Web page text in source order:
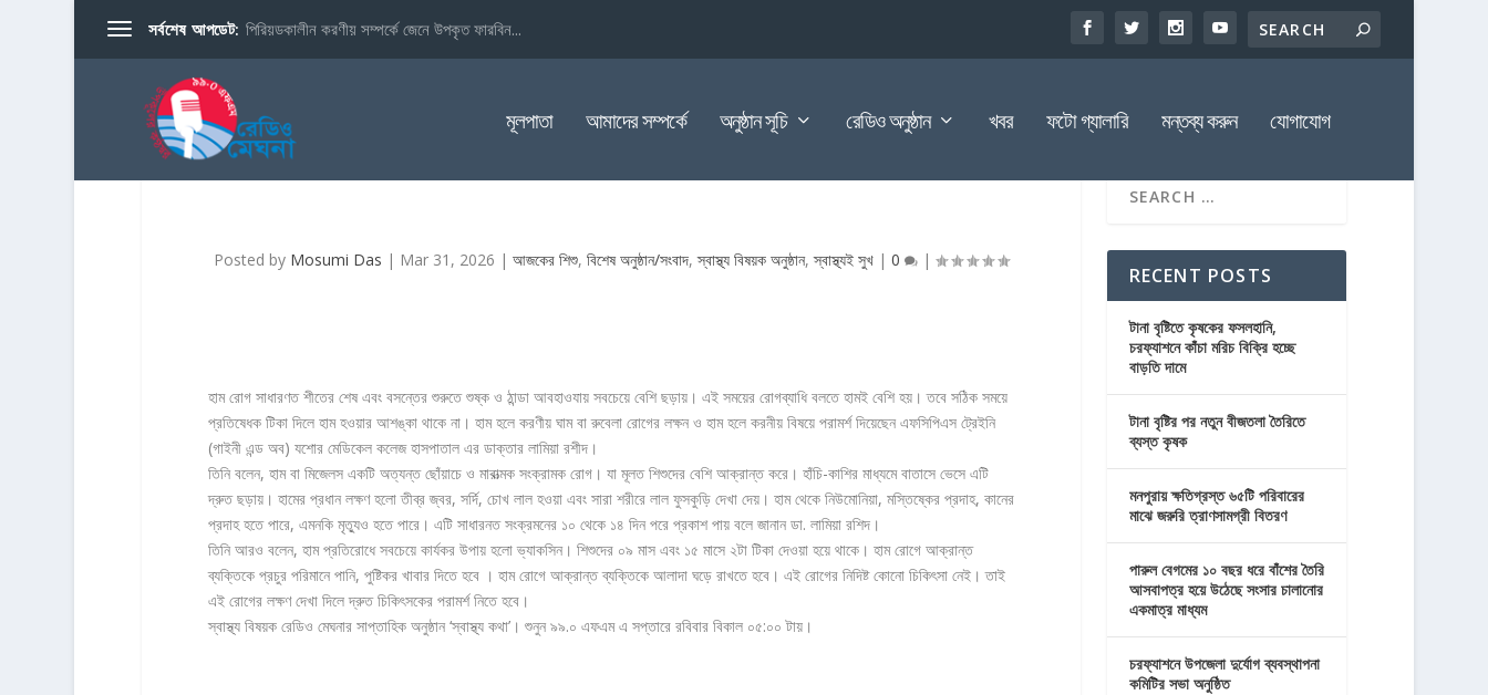
সর্বশেষ আপডেট: পিরিয়ডকালীন করণীয় সম্পর্কে জেনে উপকৃত ফারবিন...
মূলপাতা আমাদের সম্পর্কে অনুষ্ঠান সূচি রেডিও অনুষ্ঠান খবর ফটো গ্যালারি মন্তব্য করুন যোগাযোগ
Posted by Mosumi Das | Mar 31, 2026 | আজকের শিশু, বিশেষ অনুষ্ঠান/সংবাদ,স্বাস্থ্য বিষয়ক অনুষ্ঠান,স্বাস্থ্যই সুখ| 0 |
হাম রোগ সাধারণত শীতের শেষ এবং বসন্তের শুরুতে শুষ্ক ও ঠান্ডা আবহাওযায় সবচেয়ে বেশি ছড়ায়। এই সময়ের রোগব্যাধি বলতে হামই বেশি হয়। তবে সঠিক সময়ে
প্রতিষেধক টিকা দিলে হাম হওয়ার আশঙ্কা থাকে না। হাম হলে করণীয় ঘাম বা রুবেলা রোগের লক্ষন ও হাম হলে করনীয় বিষয়ে পরামর্শ দিয়েছেন এফসিপিএস ট্রেইনি
(গাইনী এন্ড অব) যশোর মেডিকেল কলেজ হাসপাতাল এর ডাক্তার লামিয়া রশীদ।
তিনি বলেন, হাম বা মিজেলস একটি অত্যন্ত ছোঁয়াচে ও মারাত্মক সংক্রামক রোগ। যা মূলত শিশুদের বেশি আক্রান্ত করে। হাঁচি-কাশির মাধ্যমে বাতাসে ভেসে এটি
দ্রুত ছড়ায়। হামের প্রধান লক্ষণ হলো তীব্র জ্বর, সর্দি, চোখ লাল হওয়া এবং সারা শরীরে লাল ফুসকুড়ি দেখা দেয়। হাম থেকে নিউমোনিয়া, মস্তিষ্কের প্রদাহ, কানের
প্রদাহ হতে পারে, এমনকি মৃত্যুও হতে পারে। এটি সাধারনত সংক্রমনের ১০ থেকে ১৪ দিন পরে প্রকাশ পায় বলে জানান ডা. লামিয়া রশিদ।
তিনি আরও বলেন, হাম প্রতিরোধে সবচেয়ে কার্যকর উপায় হলো ভ্যাকসিন। শিশুদের ০৯ মাস এবং ১৫ মাসে ২টা টিকা দেওয়া হয়ে থাকে। হাম রোগে আক্রান্ত
ব্যক্তিকে প্রচুর পরিমানে পানি, পুষ্টিকর খাবার দিতে হবে । হাম রোগে আক্রান্ত ব্যক্তিকে আলাদা ঘড়ে রাখতে হবে। এই রোগের নিদিষ্ট কোনো চিকিৎসা নেই। তাই
এই রোগের লক্ষণ দেখা দিলে দ্রুত চিকিৎসকের পরামর্শ নিতে হবে।
স্বাস্থ্য বিষয়ক রেডিও মেঘনার সাপ্তাহিক অনুষ্ঠান ‘স্বাস্থ্য কথা’। শুনুন ৯৯.০ এফএম এ সপ্তারে রবিবার বিকাল ০৫:০০ টায়।
RECENT POSTS
টানা বৃষ্টিতে কৃষকের ফসলহানি,
চরফ্যাশনে কাঁচা মরিচ বিক্রি হচ্ছে
বাড়তি দামে
টানা বৃষ্টির পর নতুন বীজতলা তৈরিতে
ব্যস্ত কৃষক
মনপুরায় ক্ষতিগ্রস্ত ৬৫টি পরিবারের
মাঝে জরুরি ত্রাণসামগ্রী বিতরণ
পারুল বেগমের ১০ বছর ধরে বাঁশের তৈরি
আসবাপত্র হয়ে উঠেছে সংসার চালানোর
একমাত্র মাধ্যম
চরফ্যাশনে উপজেলা দুর্যোগ ব্যবস্থাপনা
কমিটির সভা অনুষ্ঠিত